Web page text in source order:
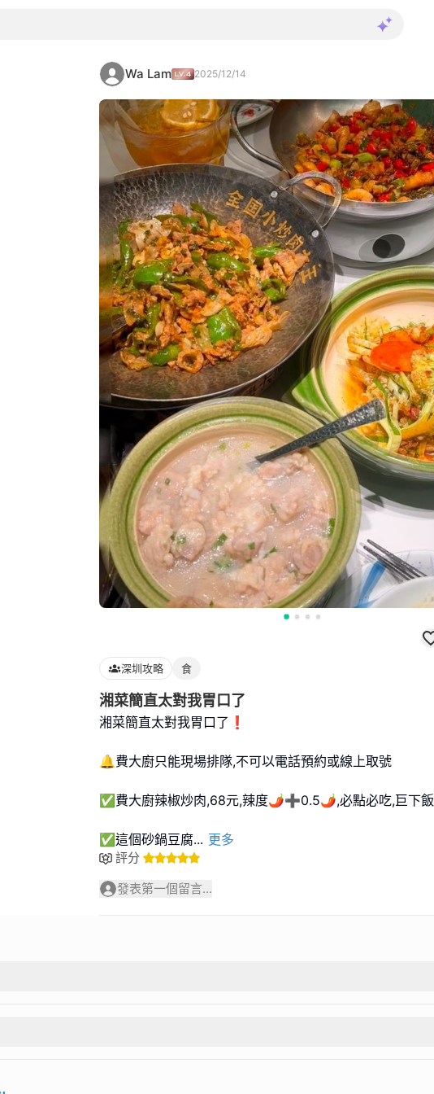
Wa Lam 2025/12/14
深圳攻略 食
湘菜簡直太對我胃口了
湘菜簡直太對我胃口了❗️
🔔費大廚只能現場排隊,不可以電話預約或線上取號
✅費大廚辣椒炒肉,68元,辣度🌶️➕0.5🌶️,必點必吃,巨下飯
✅這個砂鍋豆腐... 更多
評分
發表第一個留言...